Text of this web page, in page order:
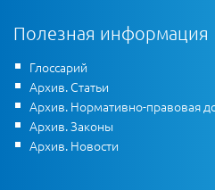
Полезная информация
Глоссарий
Архив. Статьи
Архив. Нормативно-правовая
Архив. Законы
Архив. Новости